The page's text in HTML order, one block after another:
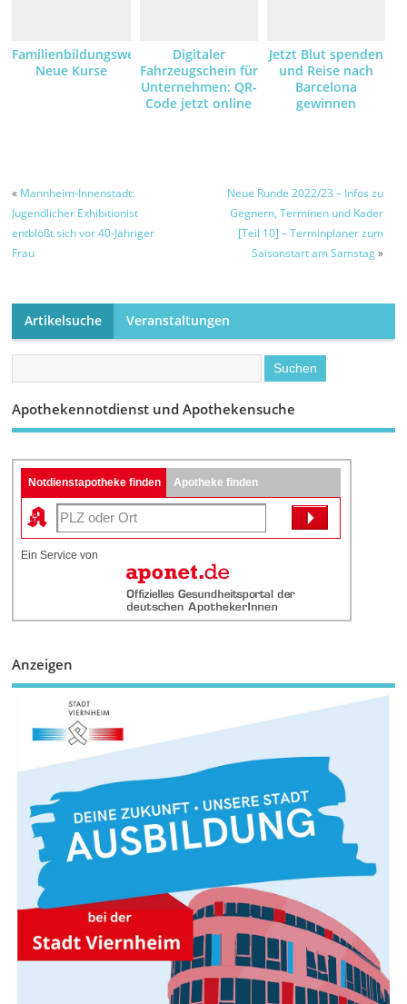
Familienbildungswerk:
Neue Kurse
Digitaler
Fahrzeugschein für
Unternehmen: QR-
Code jetzt online
Jetzt Blut spenden
und Reise nach
Barcelona
gewinnen
« Mannheim-Innenstadt:
Jugendlicher Exhibitionist
entblößt sich vor 40-Jähriger
Frau
Neue Runde 2022/23 – Infos zu
Gegnern, Terminen und Kader
[Teil 10] – Terminplaner zum
Saisonstart am Samstag»
Artikelsuche Veranstaltungen
Apothekennotdienst und Apothekensuche
Notdienstapotheke finden Apotheke finden
Ein Service von
Anzeigen